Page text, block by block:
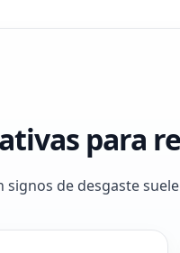
para
signos de desgaste